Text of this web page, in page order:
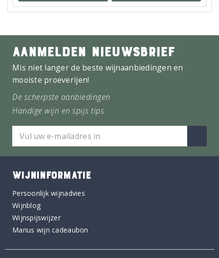
AANMELDEN NIEUWSBRIEF
Mis niet langer de beste wijnaanbiedingen en
mooiste proeverijen!
De scherpste aanbiedingen
Handige wijn en spijs tips
WIJNINFORMATIE
Persoonlijk wijnadvies
Wijnblog
Wijnspijswijzer
Marius wijn cadeaubon